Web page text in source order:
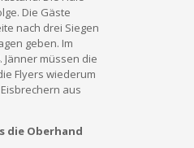
Die Gäste
nach drei Siegen
geben. Im
Jänner müssen die
Flyers wiederum
aus
die Oberhand